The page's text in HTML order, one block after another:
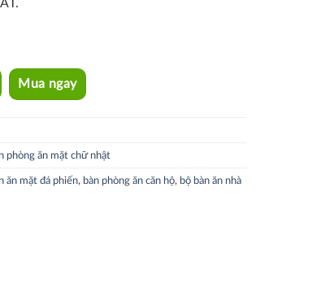
Mua ngay
phòng ăn mặt chữ nhật
ăn mặt đá phiến, bàn phòng ăn căn hộ, bộ bàn ăn nhà